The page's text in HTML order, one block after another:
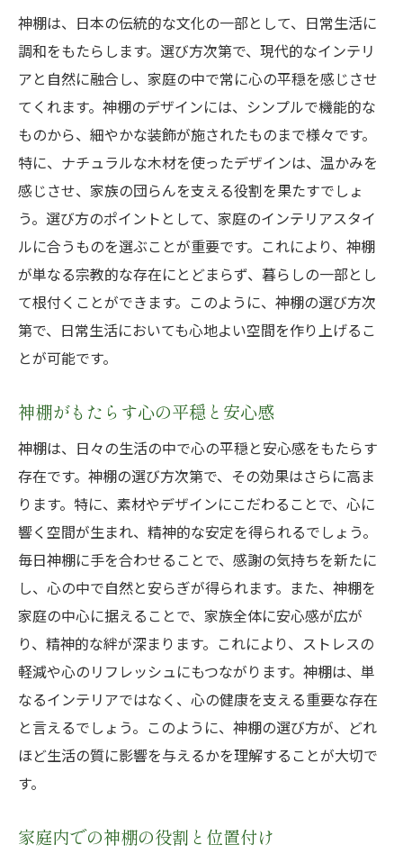
神棚は、日本の伝統的な文化の一部として、日常生活に
調和をもたらします。選び方次第で、現代的なインテリ
アと自然に融合し、家庭の中で常に心の平穏を感じさせ
てくれます。神棚のデザインには、シンプルで機能的な
ものから、細やかな装飾が施されたものまで様々です。
特に、ナチュラルな木材を使ったデザインは、温かみを
感じさせ、家族の団らんを支える役割を果たすでしょ
う。選び方のポイントとして、家庭のインテリアスタイ
ルに合うものを選ぶことが重要です。これにより、神棚
が単なる宗教的な存在にとどまらず、暮らしの一部とし
て根付くことができます。このように、神棚の選び方次
第で、日常生活においても心地よい空間を作り上げるこ
とが可能です。
神棚がもたらす心の平穏と安心感
神棚は、日々の生活の中で心の平穏と安心感をもたらす
存在です。神棚の選び方次第で、その効果はさらに高ま
ります。特に、素材やデザインにこだわることで、心に
響く空間が生まれ、精神的な安定を得られるでしょう。
毎日神棚に手を合わせることで、感謝の気持ちを新たに
し、心の中で自然と安らぎが得られます。また、神棚を
家庭の中心に据えることで、家族全体に安心感が広が
り、精神的な絆が深まります。これにより、ストレスの
軽減や心のリフレッシュにもつながります。神棚は、単
なるインテリアではなく、心の健康を支える重要な存在
と言えるでしょう。このように、神棚の選び方が、どれ
ほど生活の質に影響を与えるかを理解することが大切で
す。
家庭内での神棚の役割と位置付け